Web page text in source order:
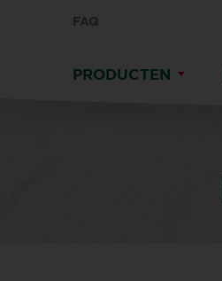
FAQ
PRODUCTEN